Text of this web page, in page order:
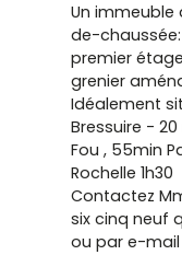
Un
de-
premier
grenier
Idéalement
Bressuire -
Fou , 55min
Rochelle 1h30
Contactez
six cinq neuf
ou par e-